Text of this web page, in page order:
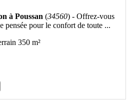
à Poussan (34560) - Offrez-vous
pensée pour le confort de toute ...
350 m²